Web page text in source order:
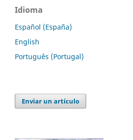
Idioma
Español (España)
English
Português (Portugal)
Enviar un artículo